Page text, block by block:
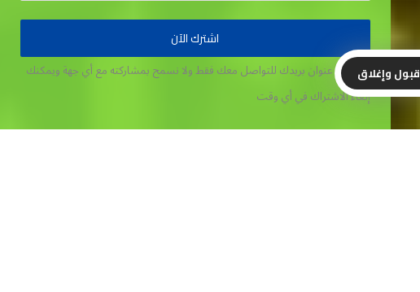
قبول وإغلاق
اشترك الآن
نستخدم عنوان بريدك للتواصل معك فقط ولا نسمح بمشاركته مع أي جهةويمكنك
إلغاء الاشتراك في أي وقت